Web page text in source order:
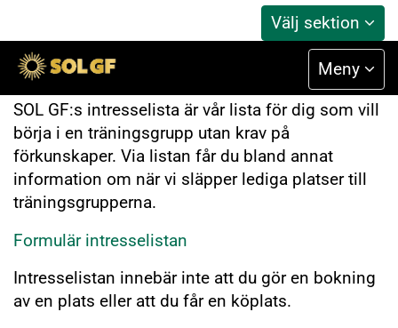
Välj sektion
Meny
Intresselistan
SOL GF:s intresselista är vår lista för dig som vill
börja i en träningsgrupp utan krav på
förkunskaper. Via listan får du bland annat
information om när vi släpper lediga platser till
träningsgrupperna.
Formulär intresselistan
Intresselistan innebär inte att du gör en bokning
av en plats eller att du får en köplats.